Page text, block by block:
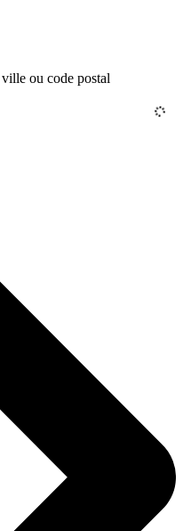
ou code postal